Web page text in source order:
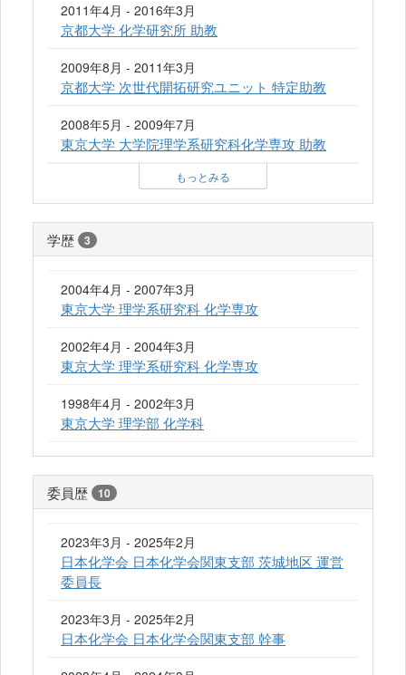
2011年4月 - 2016年3月
京都大学 化学研究所 助教
2009年8月 - 2011年3月
京都大学 次世代開拓研究ユニット 特定助教
2008年5月 - 2009年7月
東京大学 大学院理学系研究科化学専攻 助教
もっとみる
学歴 3
2004年4月 - 2007年3月
東京大学 理学系研究科 化学専攻
2002年4月 - 2004年3月
東京大学 理学系研究科 化学専攻
1998年4月 - 2002年3月
東京大学 理学部 化学科
委員歴 10
2023年3月 - 2025年2月
日本化学会 日本化学会関東支部 茨城地区 運営
委員長
2023年3月 - 2025年2月
日本化学会 日本化学会関東支部 幹事